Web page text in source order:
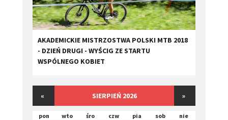
AKADEMICKIE MISTRZOSTWA POLSKI MTB 2018
- DZIEŃ DRUGI - WYŚCIG ZE STARTU
WSPÓLNEGO KOBIET
« SIERPIEŃ 2026 »
pon wto śro czw pia sob nie